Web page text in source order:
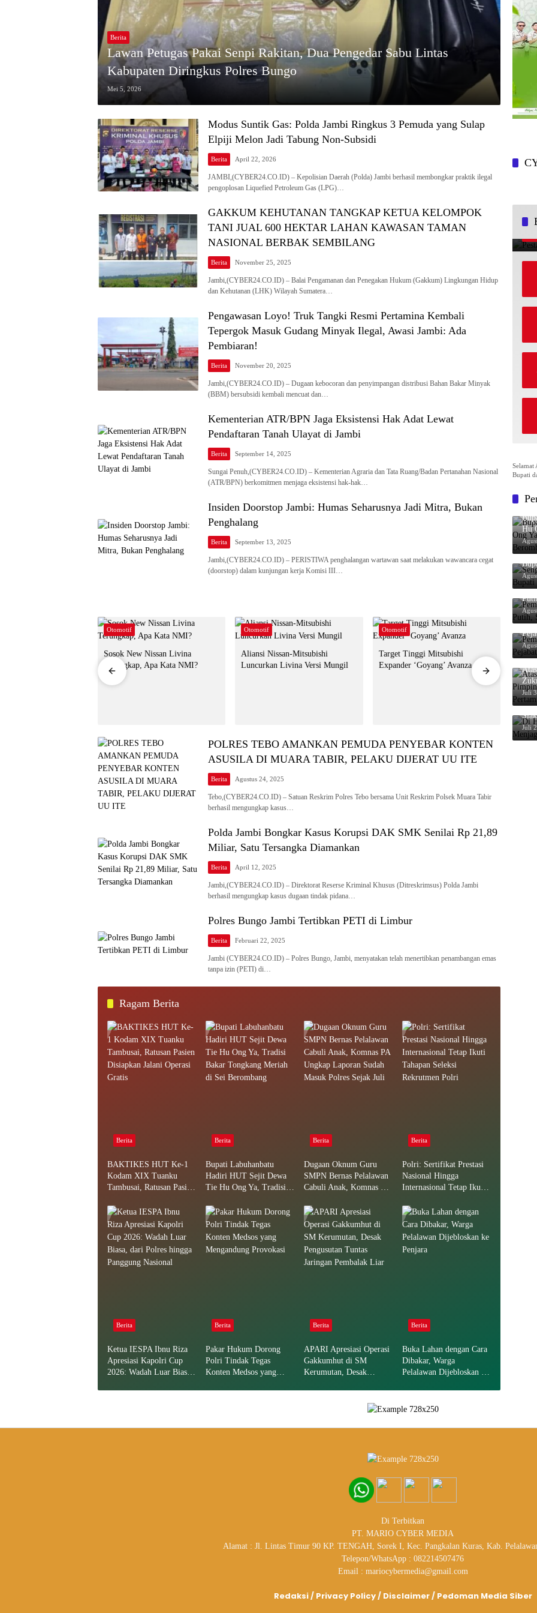
Berita
Lawan Petugas Pakai Senpi Rakitan, Dua Pengedar Sabu Lintas
Kabupaten Diringkus Polres Bungo
Mei 5, 2026
Modus Suntik Gas: Polda Jambi Ringkus 3 Pemuda yang Sulap
Elpiji Melon Jadi Tabung Non-Subsidi
Berita April 22, 2026
JAMBI,(CYBER24.CO.ID) – Kepolisian Daerah (Polda) Jambi berhasil membongkar praktik ilegal
pengoplosan Liquefied Petroleum Gas (LPG)…
GAKKUM KEHUTANAN TANGKAP KETUA KELOMPOK
TANI JUAL 600 HEKTAR LAHAN KAWASAN TAMAN
NASIONAL BERBAK SEMBILANG
Berita November 25, 2025
Jambi,(CYBER24.CO.ID) – Balai Pengamanan dan Penegakan Hukum (Gakkum) Lingkungan Hidup
dan Kehutanan (LHK) Wilayah Sumatera…
Pengawasan Loyo! Truk Tangki Resmi Pertamina Kembali
Tepergok Masuk Gudang Minyak Ilegal, Awasi Jambi: Ada
Pembiaran!
Berita November 20, 2025
Jambi,(CYBER24.CO.ID) – Dugaan kebocoran dan penyimpangan distribusi Bahan Bakar Minyak
(BBM) bersubsidi kembali mencuat dan…
Kementerian ATR/BPN Jaga Eksistensi Hak Adat Lewat
Pendaftaran Tanah Ulayat di Jambi
Berita September 14, 2025
Sungai Penuh,(CYBER24.CO.ID) – Kementerian Agraria dan Tata Ruang/Badan Pertanahan Nasional
(ATR/BPN) berkomitmen menjaga eksistensi hak-hak…
Insiden Doorstop Jambi: Humas Seharusnya Jadi Mitra, Bukan
Penghalang
Berita September 13, 2025
Jambi,(CYBER24.CO.ID) – PERISTIWA penghalangan wartawan saat melakukan wawancara cegat
(doorstop) dalam kunjungan kerja Komisi III…
Otomotif
Sosok New Nissan Livina
Terungkap, Apa Kata NMI?
Otomotif
Aliansi Nissan-Mitsubishi
Luncurkan Livina Versi Mungil
Otomotif
Target Tinggi Mitsubishi
Expander ‘Goyang’ Avanza
Baru
POLRES TEBO AMANKAN PEMUDA PENYEBAR KONTEN
ASUSILA DI MUARA TABIR, PELAKU DIJERAT UU ITE
Berita Agustus 24, 2025
Tebo,(CYBER24.CO.ID) – Satuan Reskrim Polres Tebo bersama Unit Reskrim Polsek Muara Tabir
berhasil mengungkap kasus…
Polda Jambi Bongkar Kasus Korupsi DAK SMK Senilai Rp 21,89
Miliar, Satu Tersangka Diamankan
Berita April 12, 2025
Jambi,(CYBER24.CO.ID) – Direktorat Reserse Kriminal Khusus (Ditreskrimsus) Polda Jambi
berhasil mengungkap kasus dugaan tindak pidana…
Polres Bungo Jambi Tertibkan PETI di Limbur
Berita Februari 22, 2025
Jambi (CYBER24.CO.ID) – Polres Bungo, Jambi, menyatakan telah menertibkan penambangan emas
tanpa izin (PETI) di…
Ragam Berita
Berita
BAKTIKES HUT Ke-1
Kodam XIX Tuanku
Tambusai, Ratusan Pasien
Gratis
Berita
Bupati Labuhanbatu
Hadiri HUT Sejit Dewa
Tie Hu Ong Ya, Tradisi
di Sei Berombang
Berita
Dugaan Oknum Guru
SMPN Bernas Pelalawan
Cabuli Anak, Komnas PA
Masuk Polres Sejak Juli
Berita
Polri: Sertifikat Prestasi
Nasional Hingga
Internasional Tetap Ikuti
Rekrutmen Polri
Berita
Ketua IESPA Ibnu Riza
Apresiasi Kapolri Cup
2026: Wadah Luar Biasa,
Berita
Pakar Hukum Dorong
Polri Tindak Tegas
Konten Medsos yang
Berita
APARI Apresiasi Operasi
Gakkumhut di SM
Kerumutan, Desak
Berita
Buka Lahan dengan Cara
Dibakar, Warga
Pelalawan Dijebloskan ke
Selamat
Bupati
Hu
Juli
Di
Juli
Di Terbitkan
PT. MARIO CYBER MEDIA
Alamat : Jl. Lintas Timur 90 KP. TENGAH, Sorek I, Kec. Pangkalan Kuras, Kab.
Telepon/WhatsApp : 082214507476
Email : mariocybermedia@gmail.com
Redaksi/ Privacy Policy/ Disclaimer/ Pedoman Media Siber